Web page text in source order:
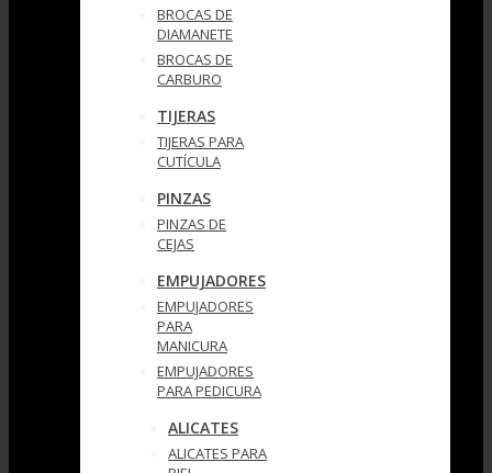
BROCAS DE
DIAMANETE
BROCAS DE
CARBURO
TIJERAS
TIJERAS PARA
CUTÍCULA
PINZAS
PINZAS DE
CEJAS
EMPUJADORES
EMPUJADORES
PARA
MANICURA
EMPUJADORES
PARA PEDICURA
ALICATES
ALICATES PARA